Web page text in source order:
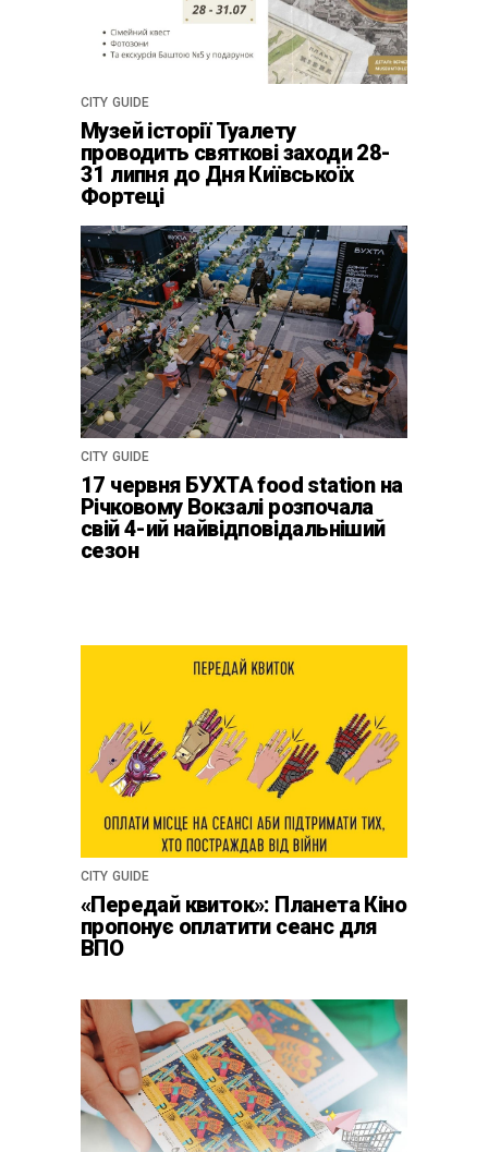
CITY GUIDE
Музей історії Туалету
проводить святкові заходи 28-
31 липня до Дня Київськоїх
Фортеці
CITY GUIDE
17 червня БУХТА food station на
Річковому Вокзалі розпочала
свій 4-ий найвідповідальніший
сезон
CITY GUIDE
«Передай квиток»: Планета Кіно
пропонує оплатити сеанс для
ВПО